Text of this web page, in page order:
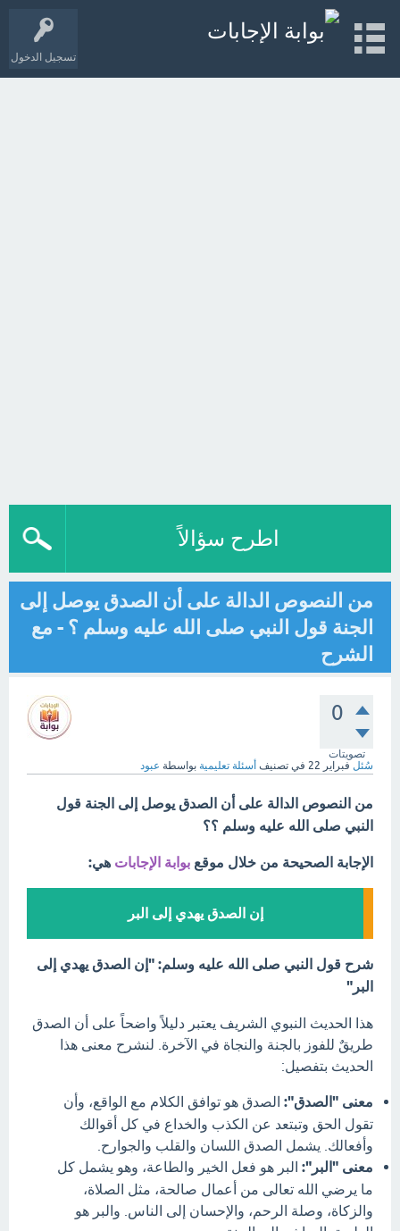
تسجيل الدخول
اطرح سؤالاً
من النصوص الدالة على أن الصدق يوصل إلى
الجنة قول النبي صلى الله عليه وسلم ؟ - مع
الشرح
0
تصويتات
سُئل فبراير 22 في تصنيف أسئلة تعليمية بواسطة عبود
من النصوص الدالة على أن الصدق يوصل إلى الجنة قول
النبي صلى الله عليه وسلم ؟؟
الإجابة الصحيحة من خلال موقع بوابة الإجابات هي:
إن الصدق يهدي إلى البر
شرح قول النبي صلى الله عليه وسلم: "إن الصدق يهدي إلى
البر"
هذا الحديث النبوي الشريف يعتبر دليلاً واضحاً على أن الصدق
طريقٌ للفوز بالجنة والنجاة في الآخرة. لنشرح معنى هذا
الحديث بتفصيل:
معنى "الصدق": الصدق هو توافق الكلام مع الواقع، وأن
تقول الحق وتبتعد عن الكذب والخداع في كل أقوالك
وأفعالك. يشمل الصدق اللسان والقلب والجوارح.
معنى "البر": البر هو فعل الخير والطاعة، وهو يشمل كل
ما يرضي الله تعالى من أعمال صالحة، مثل الصلاة،
والزكاة، وصلة الرحم، والإحسان إلى الناس. والبر هو